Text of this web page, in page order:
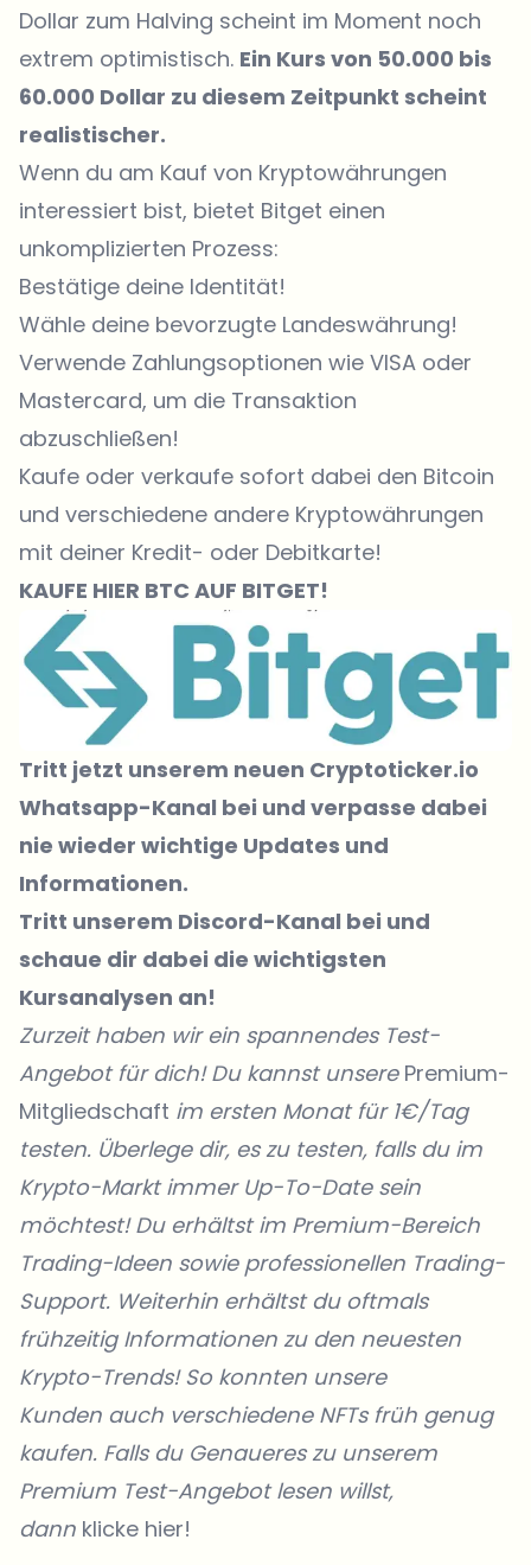
Dollar zum Halving scheint im Moment noch
extrem optimistisch. Ein Kurs von 50.000 bis
60.000 Dollar zu diesem Zeitpunkt scheint
realistischer.
Wenn du am Kauf von Kryptowährungen
interessiert bist, bietet Bitget einen
unkomplizierten Prozess:
Bestätige deine Identität!
Wähle deine bevorzugte Landeswährung!
Verwende Zahlungsoptionen wie VISA oder
Mastercard, um die Transaktion
abzuschließen!
Kaufe oder verkaufe sofort dabei den Bitcoin
und verschiedene andere Kryptowährungen
mit deiner Kredit- oder Debitkarte!
KAUFE HIER BTC AUF BITGET!
Tritt jetzt unserem neuen Cryptoticker.io
Whatsapp-Kanal bei und verpasse dabei
nie wieder wichtige Updates und
Informationen.
Tritt unserem Discord-Kanal bei und
schaue dir dabei die wichtigsten
Kursanalysen an!
Zurzeit haben wir ein spannendes Test-
Angebot für dich! Du kannst unsere Premium-
Mitgliedschaft im ersten Monat für 1€/Tag
testen. Überlege dir, es zu testen, falls du im
Krypto-Markt immer Up-To-Date sein
möchtest! Du erhältst im Premium-Bereich
Trading-Ideen sowie professionellen Trading-
Support. Weiterhin erhältst du oftmals
frühzeitig Informationen zu den neuesten
Krypto-Trends! So konnten unsere
Kunden auch verschiedene NFTs früh genug
kaufen. Falls du Genaueres zu unserem
Premium Test-Angebot lesen willst,
dann klicke hier!